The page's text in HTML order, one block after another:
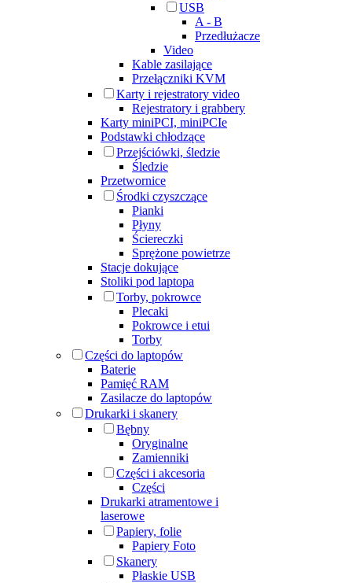
USB
A - B
Przedłużacze
Video
Kable zasilające
Przełączniki KVM
Karty i rejestratory video
Rejestratory i grabbery
Karty miniPCI, miniPCIe
Podstawki chłodzące
Przejściówki, śledzie
Śledzie
Przetwornice
Środki czyszczące
Pianki
Płyny
Ściereczki
Sprężone powietrze
Stacje dokujące
Stoliki pod laptopa
Torby, pokrowce
Plecaki
Pokrowce i etui
Torby
Części do laptopów
Baterie
Pamięć RAM
Zasilacze do laptopów
Drukarki i skanery
Bębny
Oryginalne
Zamienniki
Części i akcesoria
Części
Drukarki atramentowe i
laserowe
Papiery, folie
Papiery Foto
Skanery
Płaskie USB